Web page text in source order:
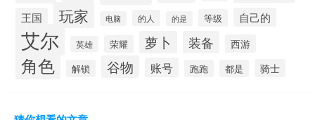
王国 玩家 电脑 的人 的是 等级 自己的
艾尔 英雄 荣耀 萝卜 装备 西游
角色 解锁 谷物 账号 跑跑 都是 骑士